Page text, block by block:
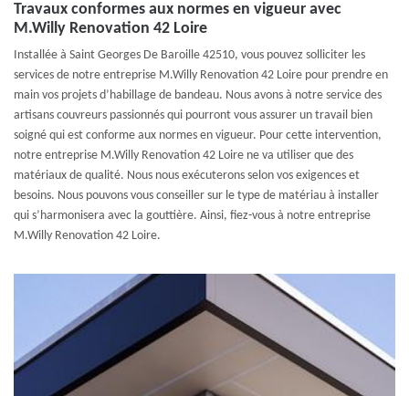
Travaux conformes aux normes en vigueur avec
M.Willy Renovation 42 Loire
Installée à Saint Georges De Baroille 42510, vous pouvez solliciter les
services de notre entreprise M.Willy Renovation 42 Loire pour prendre en
main vos projets d’habillage de bandeau. Nous avons à notre service des
artisans couvreurs passionnés qui pourront vous assurer un travail bien
soigné qui est conforme aux normes en vigueur. Pour cette intervention,
notre entreprise M.Willy Renovation 42 Loire ne va utiliser que des
matériaux de qualité. Nous nous exécuterons selon vos exigences et
besoins. Nous pouvons vous conseiller sur le type de matériau à installer
qui s’harmonisera avec la gouttière. Ainsi, fiez-vous à notre entreprise
M.Willy Renovation 42 Loire.